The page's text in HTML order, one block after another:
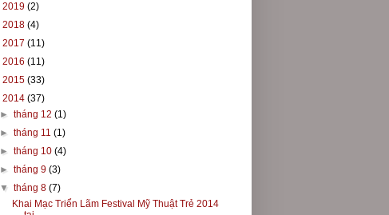
2019 (2)
2018 (4)
2017 (11)
2016 (11)
2015 (33)
2014 (37)
►tháng 12(1)
►tháng 11(1)
►tháng 10(4)
►tháng 9(3)
▼tháng 8(7)
Khai Mạc Triển Lãm Festival Mỹ Thuật Trẻ 2014